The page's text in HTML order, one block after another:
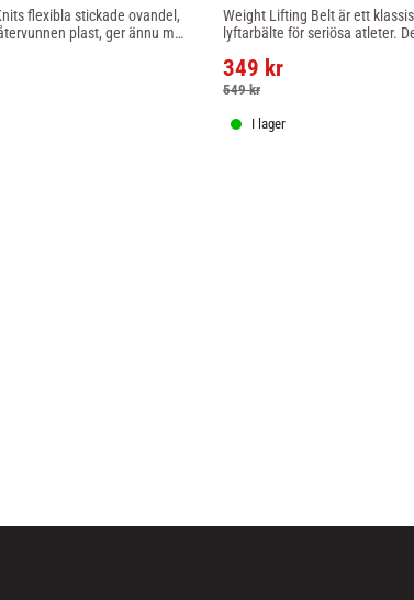
flexibla stickade ovandel,
plast, ger ännu mer
Weight Lifting Belt är ett
lyftarbälte för seriösa atleter.
mockafodring.
349 kr
549kr
I lager